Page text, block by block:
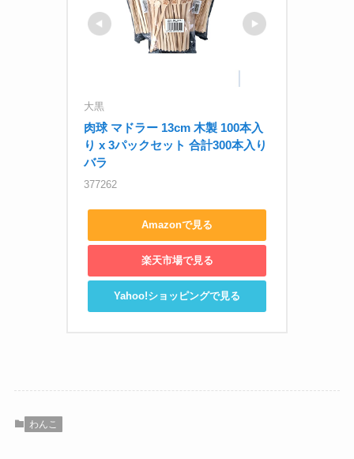
大黒
肉球 マドラー 13cm 木製 100本入
り x 3パックセット 合計300本入り
バラ
377262
Amazonで見る
楽天市場で見る
Yahoo!ショッピングで見る
わんこ